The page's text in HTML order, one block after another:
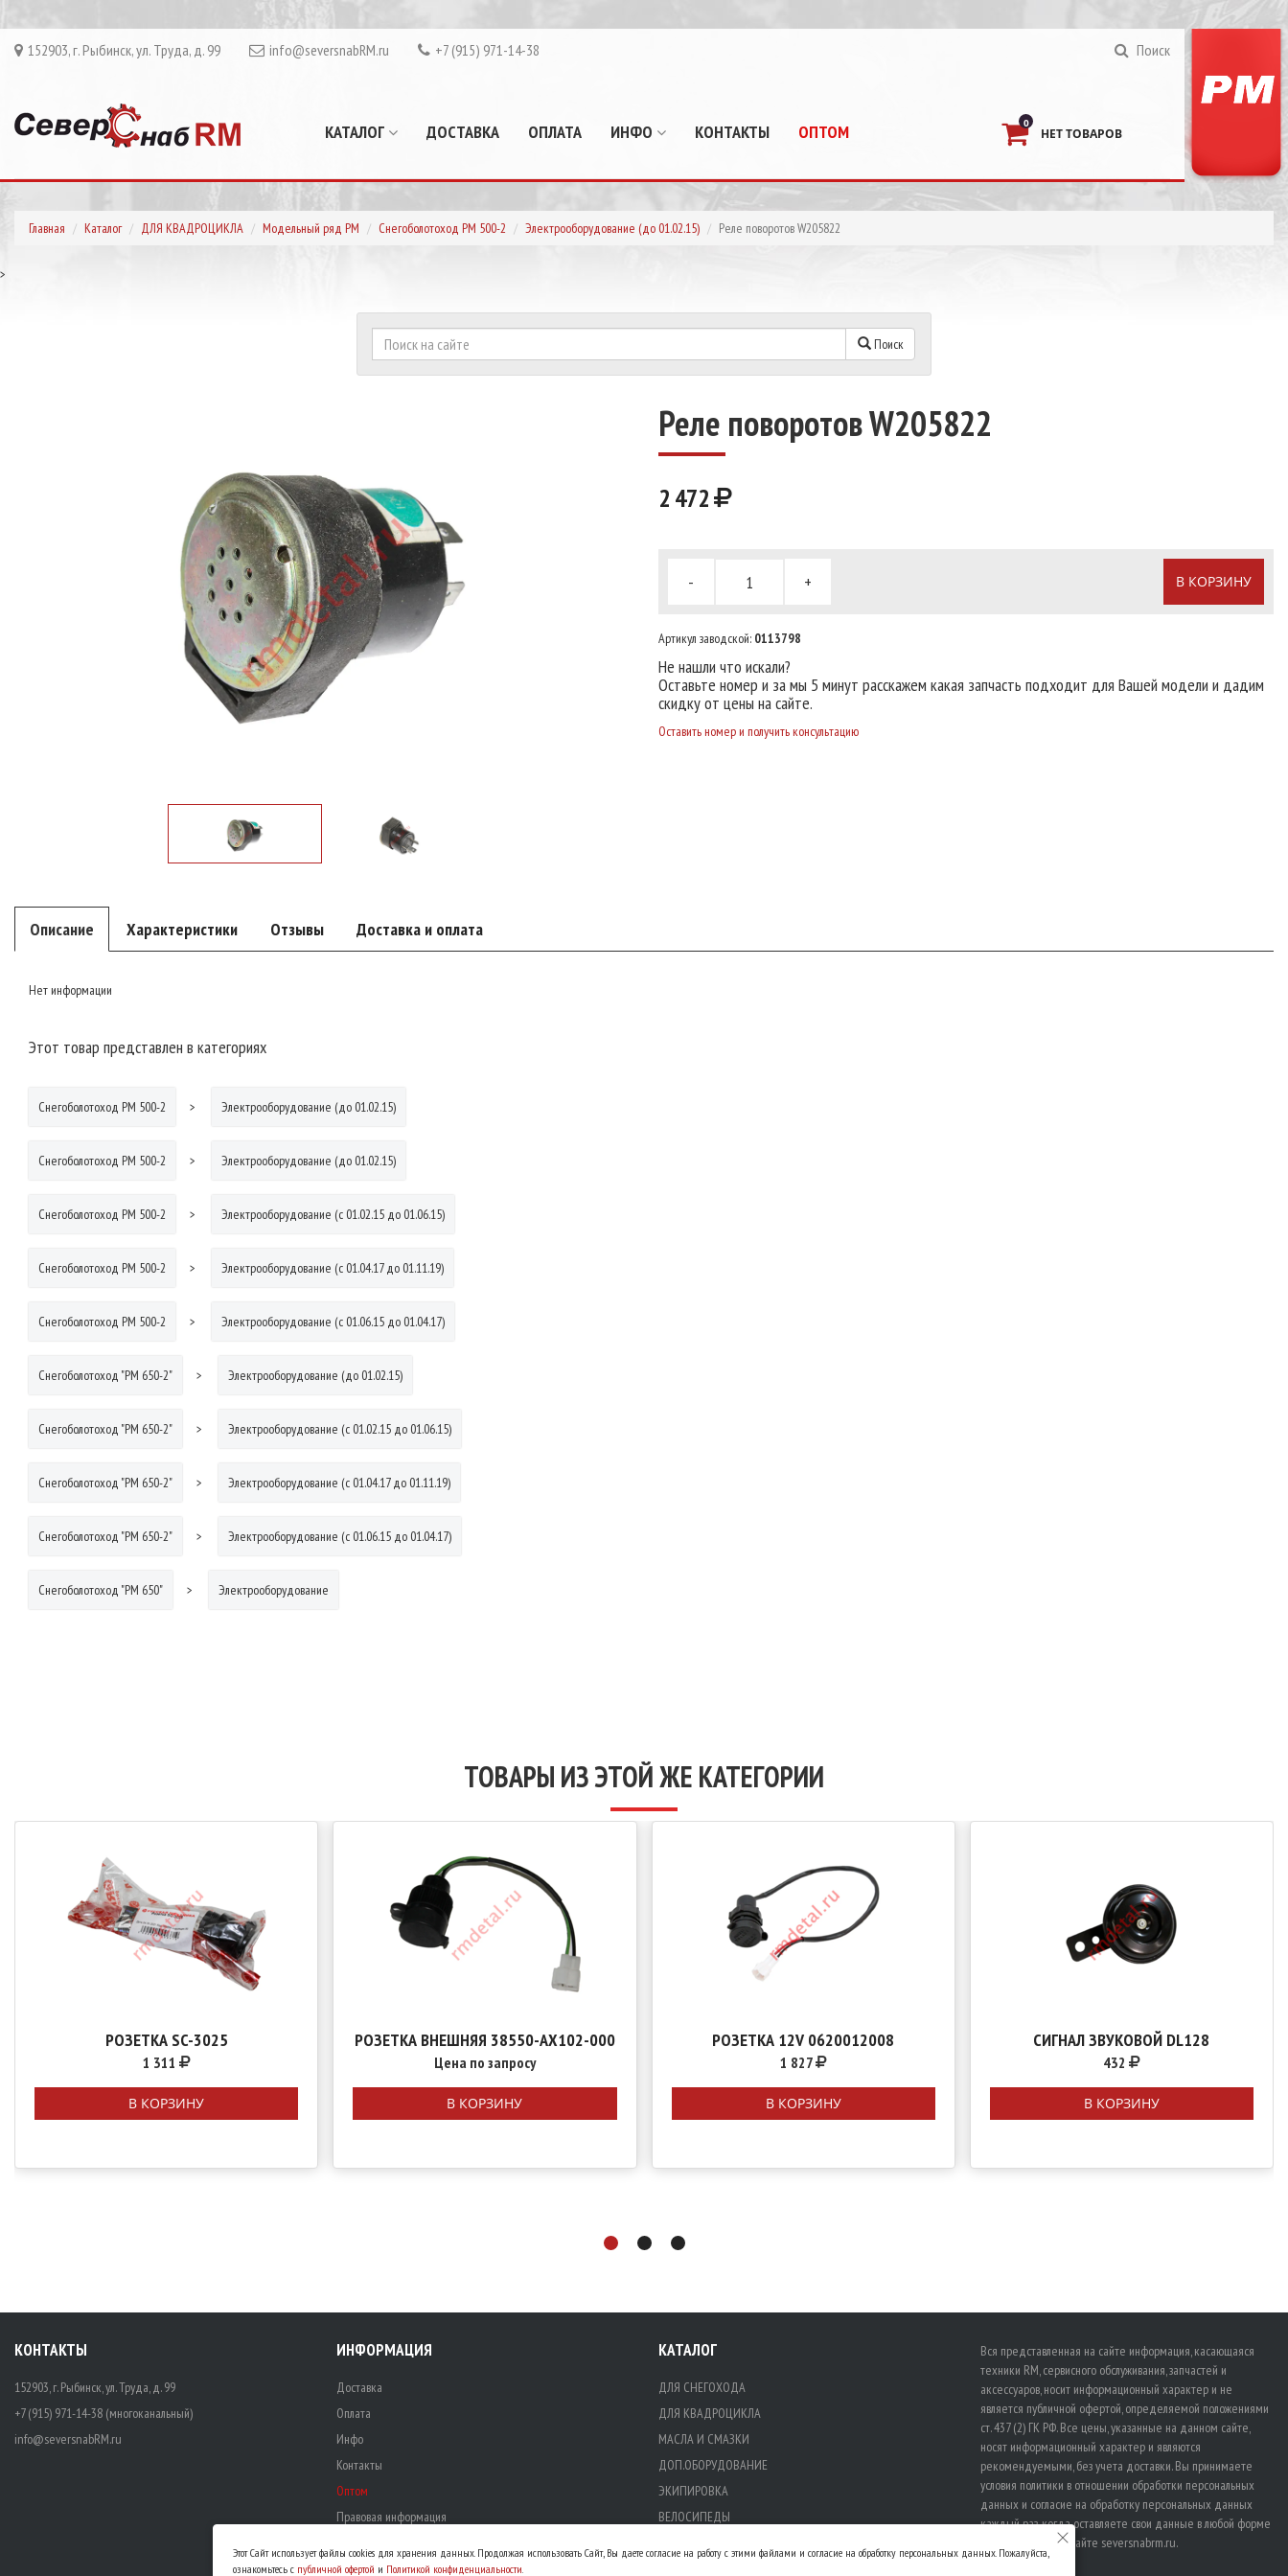
152903, г. Рыбинск, ул. Труда, д. 99 info@seversnabRM.ru +7 (915) 971-14-38 Поиск
КАТАЛОГ ДОСТАВКА ОПЛАТА ИНФО КОНТАКТЫ ОПТОМ 0
НЕТ ТОВАРОВ
Главная Каталог ДЛЯ КВАДРОЦИКЛА Модельный ряд РМ Снегоболотоход РМ 500-2 Электрооборудование (до 01.02.15) Реле поворотов W205822
>
Поиск
Реле поворотов W205822
2 472
- + В КОРЗИНУ
Артикул заводской: 0113798
Не нашли что искали?
Оставьте номер и за мы 5 минут расскажем какая запчасть подходит для Вашей модели и дадим
скидку от цены на сайте.
Оставить номер и получить консультацию
Описание Характеристики Отзывы Доставка и оплата
Нет информации
Этот товар представлен в категориях
Снегоболотоход РМ 500-2 Электрооборудование (до 01.02.15)
Снегоболотоход РМ 500-2 Электрооборудование (до 01.02.15)
Снегоболотоход РМ 500-2 Электрооборудование (с 01.02.15 до 01.06.15)
Снегоболотоход РМ 500-2 Электрооборудование (с 01.04.17 до 01.11.19)
Снегоболотоход РМ 500-2 Электрооборудование (с 01.06.15 до 01.04.17)
Снегоболотоход "РМ 650-2" Электрооборудование (до 01.02.15)
Снегоболотоход "РМ 650-2" Электрооборудование (с 01.02.15 до 01.06.15)
Снегоболотоход "РМ 650-2" Электрооборудование (с 01.04.17 до 01.11.19)
Снегоболотоход "РМ 650-2" Электрооборудование (с 01.06.15 до 01.04.17)
Снегоболотоход "РМ 650" Электрооборудование
ТОВАРЫ ИЗ ЭТОЙ ЖЕ КАТЕГОРИИ
РОЗЕТКА SC-3025
1 311
В КОРЗИНУ
РОЗЕТКА ВНЕШНЯЯ 38550-AX102-000
Цена по запросу
В КОРЗИНУ
РОЗЕТКА 12V 0620012008
1 827
В КОРЗИНУ
СИГНАЛ ЗВУКОВОЙ DL128
432
В КОРЗИНУ
КОНТАКТЫ
152903, г. Рыбинск, ул. Труда, д. 99
+7 (915) 971-14-38 (многоканальный)
info@seversnabRM.ru
ИНФОРМАЦИЯ
Доставка
Оплата
Инфо
Контакты
Оптом
Правовая информация
КАТАЛОГ
ДЛЯ СНЕГОХОДА
ДЛЯ КВАДРОЦИКЛА
МАСЛА И СМАЗКИ
ДОП.ОБОРУДОВАНИЕ
ЭКИПИРОВКА
ВЕЛОСИПЕДЫ
Вся представленная на сайте информация, касающаяся
техники RM, сервисного обслуживания, запчастей и
аксессуаров, носит информационный характер и не
является публичной офертой, определяемой положениями
ст. 437 (2) ГК РФ. Все цены, указанные на данном сайте,
носят информационный характер и являются
рекомендуемыми, без учета доставки. Вы принимаете
условия политики в отношении обработки персональных
данных и согласие на обработку персональных данных
каждый раз, когда оставляете свои данные в любой форме
обратной связи на сайте seversnabrm.ru.
Этот Сайт использует файлы cookies для хранения данных. Продолжая использовать Сайт, Вы даете согласие на работу с этими файлами и согласие на обработку персональных данных. Пожалуйста,
ознакомьтесь с публичной офертой и Политикой конфиденциальности.